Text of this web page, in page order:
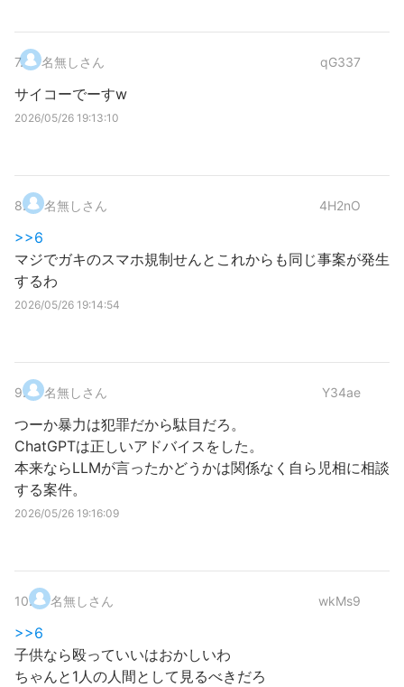
7. 名無しさん qG337
サイコーでーすw
2026/05/26 19:13:10
8. 名無しさん 4H2nO
>>6
マジでガキのスマホ規制せんとこれからも同じ事案が発生
するわ
2026/05/26 19:14:54
9. 名無しさん Y34ae
つーか暴力は犯罪だから駄目だろ。
ChatGPTは正しいアドバイスをした。
本来ならLLMが言ったかどうかは関係なく自ら児相に相談
する案件。
2026/05/26 19:16:09
10. 名無しさん wkMs9
>>6
子供なら殴っていいはおかしいわ
ちゃんと1人の人間として見るべきだろ